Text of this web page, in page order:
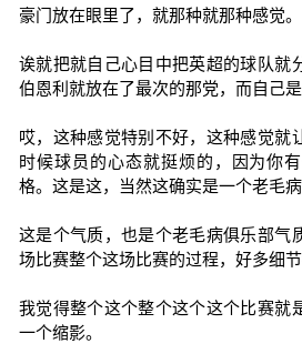
豪门放在眼里了，就那种就那种感觉。
诶就把就自己心目中把英超的球队就
伯恩利就放在了最次的那党，而自己是
哎，这种感觉特别不好，这种感觉就
时候球员的心态就挺烦的，因为你
格。这是这，当然这确实是一个老毛病
这是个气质，也是个老毛病俱乐部气
场比赛整个这场比赛的过程，好多细节
我觉得整个这个整个这个这个比赛就
一个缩影。